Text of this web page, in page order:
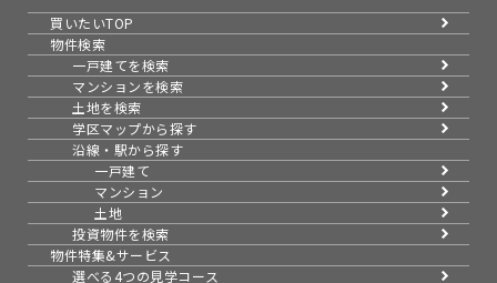
買いたいTOP
物件検索
一戸建てを検索
マンションを検索
土地を検索
学区マップから探す
沿線・駅から探す
一戸建て
マンション
土地
投資物件を検索
物件特集&サービス
選べる4つの見学コース